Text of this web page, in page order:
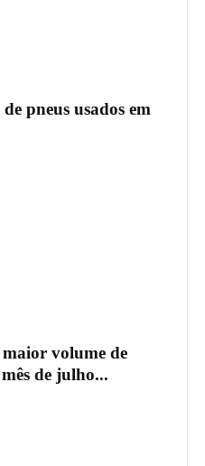
pneus usados em
volume de
de julho...